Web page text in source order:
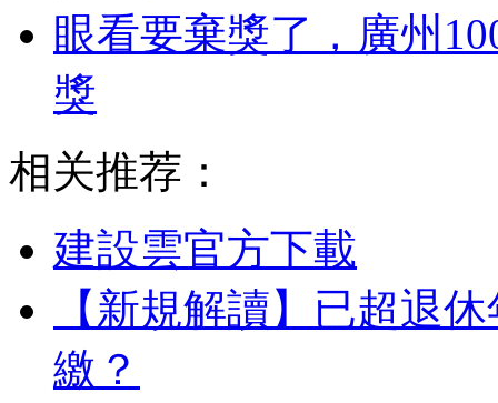
眼看要棄獎了，廣州
獎
相关推荐：
建設雲官方下載
【新規解讀】已超退
繳？